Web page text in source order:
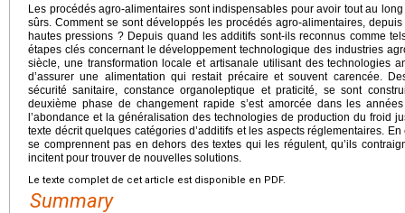
Les procédés agro-alimentaires sont indispensables pour avoir tout au
sûrs. Comment se sont développés les procédés agro-alimentaires,
hautes pressions ? Depuis quand les additifs sont-ils reconnus comme
étapes clés concernant le développement technologique des industries
siècle, une transformation locale et artisanale utilisant des technologies
d’assurer une alimentation qui restait précaire et souvent carencée.
sécurité sanitaire, constance organoleptique et praticité, se sont
deuxième phase de changement rapide s’est amorcée dans les
l’abondance et la généralisation des technologies de production du froid
texte décrit quelques catégories d’additifs et les aspects réglementaires.
se comprennent pas en dehors des textes qui les régulent, qu’ils
incitent pour trouver de nouvelles solutions.
Le texte complet de cet article est disponible en PDF.
Summary